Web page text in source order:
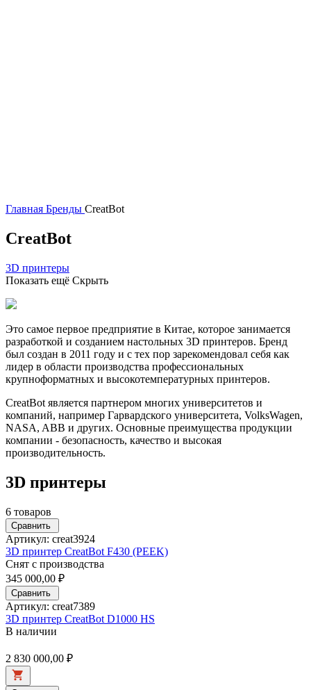
Главная Бренды CreatBot
CreatBot
3D принтеры
Показать ещё Скрыть
Это самое первое предприятие в Китае, которое занимается
разработкой и созданием настольных 3D принтеров. Бренд
был создан в 2011 году и с тех пор зарекомендовал себя как
лидер в области производства профессиональных
крупноформатных и высокотемпературных принтеров.
CreatBot является партнером многих университетов и
компаний, например Гарвардского университета, VolksWagen,
NASA, ABB и других. Основные преимущества продукции
компании - безопасность, качество и высокая
производительность.
3D принтеры
6 товаров
Сравнить
Артикул: creat3924
3D принтер CreatBot F430 (PEEK)
Снят с производства
345 000,00 ₽
Сравнить
Артикул: creat7389
3D принтер CreatBot D1000 HS
В наличии
2 830 000,00 ₽